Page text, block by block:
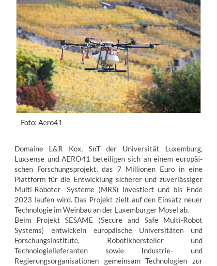
Foto: Aero41
Domaine L&R Kox, SnT der Universität Luxemburg,
Luxsense und AERO41 beteiligen sich an einem europäi­
schen Forschungsprojekt, das 7 Millionen Euro in eine
Plattform für die Entwicklung sicherer und zuverlässiger
Multi-Roboter- Systeme (MRS) investiert und bis Ende
2023 laufen wird. Das Projekt zielt auf den Einsatz neuer
Technologie im Weinbau an der Luxemburger Mosel ab.
Beim Projekt SESAME (Secure and Safe Multi-Robot
Systems) entwickeln europäische Universitäten und
Forschungsinstitute, Robotikhersteller und
Technologielieferanten sowie Industrie- und
Regierungsorganisationen gemeinsam Technologien zur